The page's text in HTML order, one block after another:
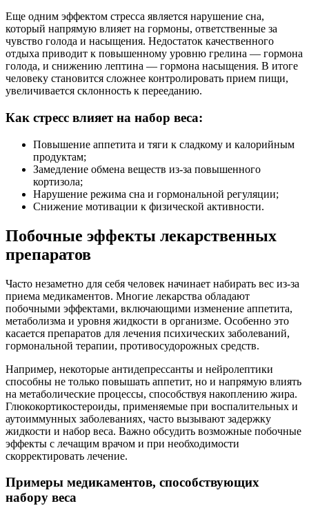
Еще одним эффектом стресса является нарушение сна,
который напрямую влияет на гормоны, ответственные за
чувство голода и насыщения. Недостаток качественного
отдыха приводит к повышенному уровню грелина — гормона
голода, и снижению лептина — гормона насыщения. В итоге
человеку становится сложнее контролировать прием пищи,
увеличивается склонность к перееданию.
Как стресс влияет на набор веса:
Повышение аппетита и тяги к сладкому и калорийным
продуктам;
Замедление обмена веществ из-за повышенного
кортизола;
Нарушение режима сна и гормональной регуляции;
Снижение мотивации к физической активности.
Побочные эффекты лекарственных
препаратов
Часто незаметно для себя человек начинает набирать вес из-за
приема медикаментов. Многие лекарства обладают
побочными эффектами, включающими изменение аппетита,
метаболизма и уровня жидкости в организме. Особенно это
касается препаратов для лечения психических заболеваний,
гормональной терапии, противосудорожных средств.
Например, некоторые антидепрессанты и нейролептики
способны не только повышать аппетит, но и напрямую влиять
на метаболические процессы, способствуя накоплению жира.
Глюкокортикостероиды, применяемые при воспалительных и
аутоиммунных заболеваниях, часто вызывают задержку
жидкости и набор веса. Важно обсудить возможные побочные
эффекты с лечащим врачом и при необходимости
скорректировать лечение.
Примеры медикаментов, способствующих
набору веса